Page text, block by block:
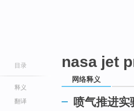
目录
释义
翻译
nasa jet
网络释义
喷气推进实